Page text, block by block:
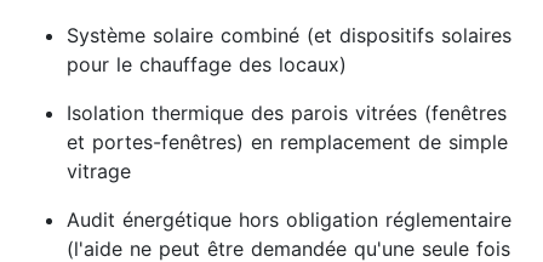
Système solaire combiné (et dispositifs solaires
pour le chauffage des locaux)
Isolation thermique des parois vitrées (fenêtres
et portes-fenêtres) en remplacement de simple
vitrage
Audit énergétique hors obligation réglementaire
(l'aide ne peut être demandée qu'une seule fois